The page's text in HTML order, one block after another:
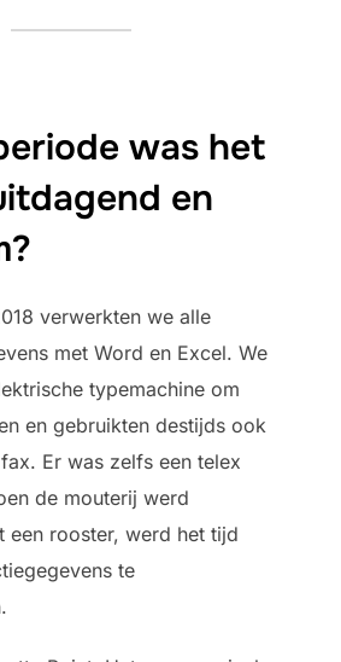
was het
en
verwerkten we alle
met Word en Excel. We
typemachine om
en gebruikten destijds ook
Er was zelfs een telex
de mouterij werd
een rooster, werd het tijd
te